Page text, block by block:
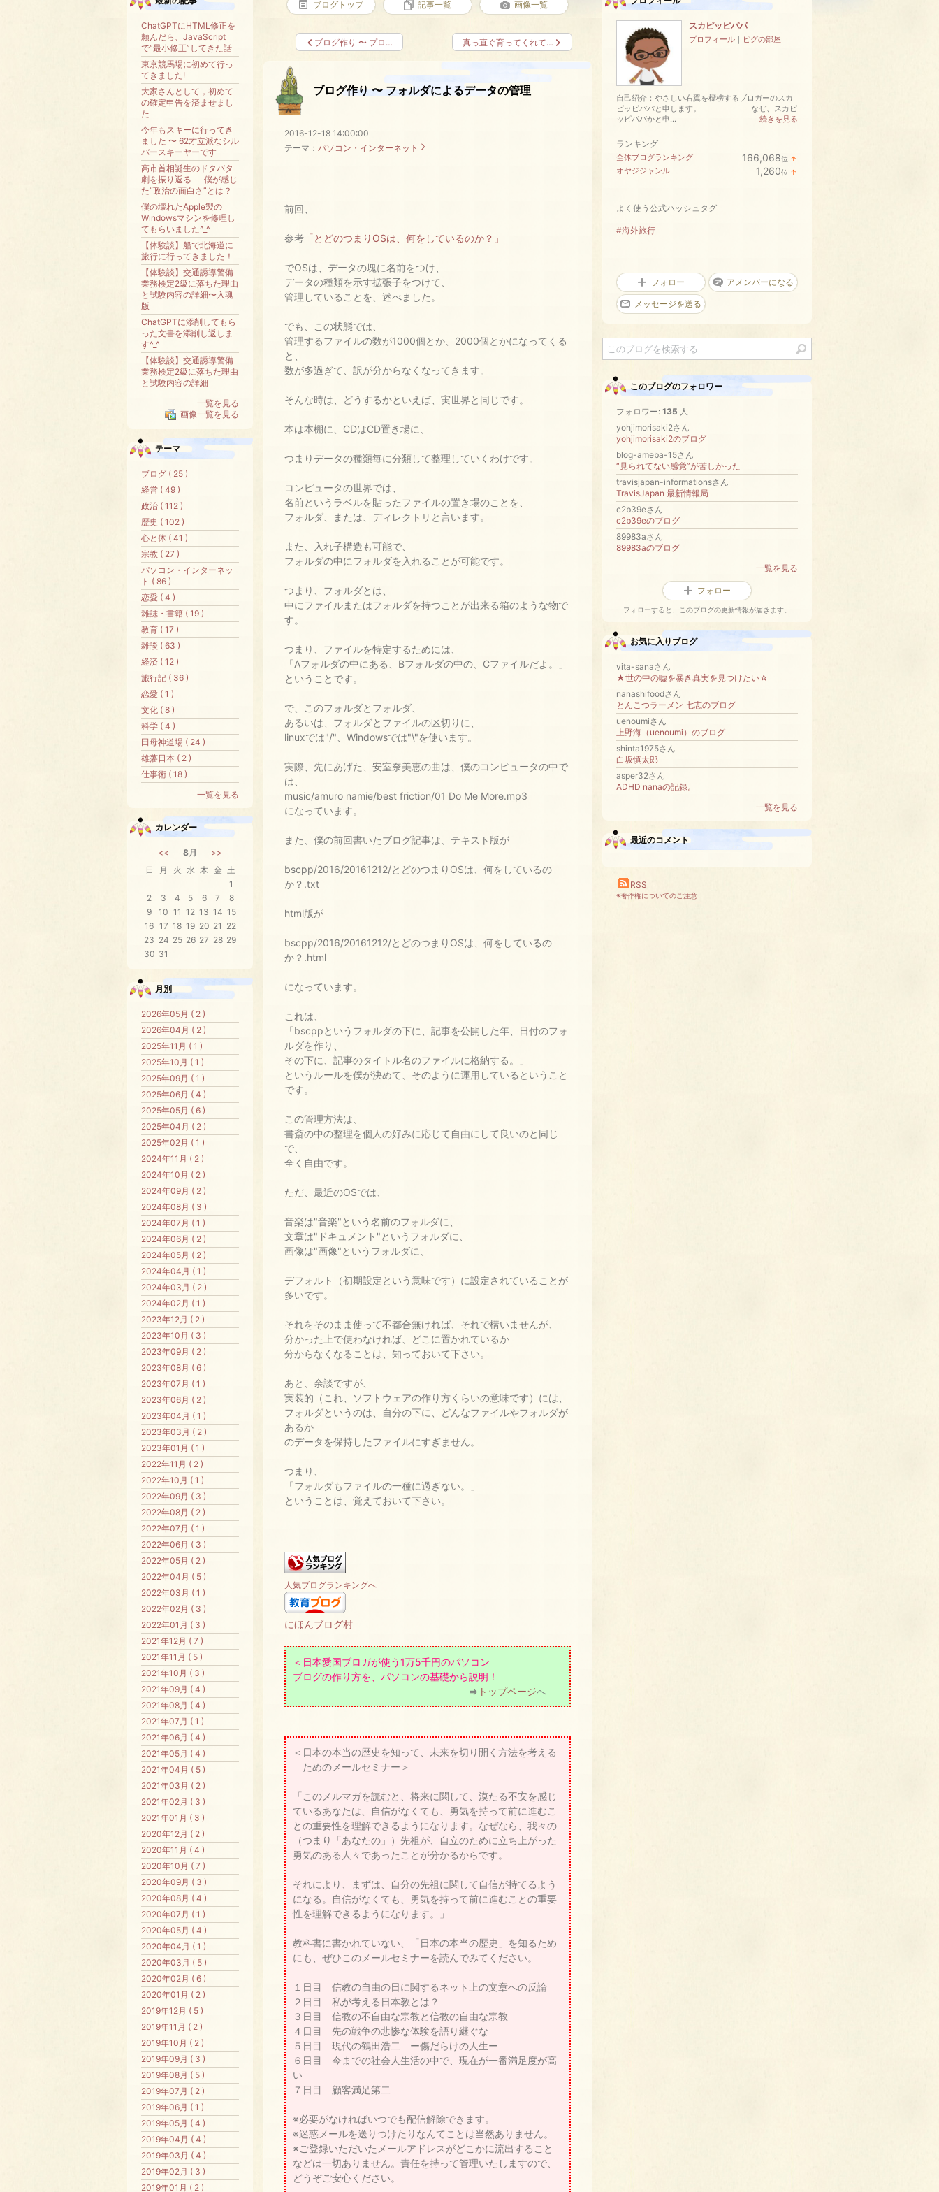
ブログトップ 記事一覧 画像一覧
ブログ作り 〜 プロ… 真っ直ぐ育ってくれて…
ブログ作り 〜 フォルダによるデータの管理
2016-12-18 14:00:00
テーマ： パソコン・インターネット
前回、
参考 「とどのつまりOSは、何をしているのか？」
でOSは、データの塊に名前をつけ、
データの種類を示す拡張子をつけて、
管理していることを、述べました。
でも、この状態では、
管理するファイルの数が1000個とか、2000個とかになってくる
と、
数が多過ぎて、訳が分からなくなってきます。
そんな時は、どうするかといえば、実世界と同じです。
本は本棚に、CDはCD置き場に、
つまりデータの種類毎に分類して整理していくわけです。
コンピュータの世界では、
名前というラベルを貼ったファイルの置き場のことを、
フォルダ、または、ディレクトリと言います。
また、入れ子構造も可能で、
フォルダの中にフォルダを入れることが可能です。
つまり、フォルダとは、
中にファイルまたはフォルダを持つことが出来る箱のような物で
す。
つまり、ファイルを特定するためには、
「Aフォルダの中にある、Bフォルダの中の、Cファイルだよ。」
ということです。
で、このフォルダとフォルダ、
あるいは、フォルダとファイルの区切りに、
linuxでは"/"、Windowsでは"\"を使います。
実際、先にあげた、安室奈美恵の曲は、僕のコンピュータの中で
は、
music/amuro namie/best friction/01 Do Me More.mp3
になっています。
また、僕の前回書いたブログ記事は、テキスト版が
bscpp/2016/20161212/とどのつまりOSは、何をしているの
か？.txt
html版が
bscpp/2016/20161212/とどのつまりOSは、何をしているの
か？.html
になっています。
これは、
「bscppというフォルダの下に、記事を公開した年、日付のフォ
ルダを作り、
その下に、記事のタイトル名のファイルに格納する。」
というルールを僕が決めて、そのように運用しているということ
です。
この管理方法は、
書斎の中の整理を個人の好みに応じて自由にして良いのと同じ
で、
全く自由です。
ただ、最近のOSでは、
音楽は"音楽"という名前のフォルダに、
文章は"ドキュメント"というフォルダに、
画像は"画像"というフォルダに、
デフォルト（初期設定という意味です）に設定されていることが
多いです。
それをそのまま使って不都合無ければ、それで構いませんが、
分かった上で使わなければ、どこに置かれているか
分からなくなることは、知っておいて下さい。
あと、余談ですが、
実装的（これ、ソフトウェアの作り方くらいの意味です）には、
フォルダというのは、自分の下に、どんなファイルやフォルダが
あるか
のデータを保持したファイルにすぎません。
つまり、
「フォルダもファイルの一種に過ぎない。」
ということは、覚えておいて下さい。
人気ブログランキングへ
にほんブログ村
＜日本愛国ブロガが使う1万5千円のパソコン
ブログの作り方を、パソコンの基礎から説明！
=> トップページへ
＜日本の本当の歴史を知って、未来を切り開く方法を考える
ためのメールセミナー＞
「このメルマガを読むと、将来に関して、漠たる不安を感じ
ているあなたは、自信がなくても、勇気を持って前に進むこ
との重要性を理解できるようになります。なぜなら、我々の
（つまり「あなたの」）先祖が、自立のために立ち上がった
勇気のある人々であったことが分かるからです。
それにより、まずは、自分の先祖に関して自信が持てるよう
になる。自信がなくても、勇気を持って前に進むことの重要
性を理解できるようになります。」
教科書に書かれていない、「日本の本当の歴史」を知るため
にも、ぜひこのメールセミナーを読んでみてください。
１日目 信教の自由の日に関するネット上の文章への反論
２日目 私が考える日本教とは？
３日目 信教の不自由な宗教と信教の自由な宗教
４日目 先の戦争の悲惨な体験を語り継ぐな
５日目 現代の鶴田浩二 ー傷だらけの人生ー
６日目 今までの社会人生活の中で、現在が一番満足度が高
い
７日目 顧客満足第二
※必要がなければいつでも配信解除できます。
※迷惑メールを送りつけたりなんてことは当然ありません。
※ご登録いただいたメールアドレスがどこかに流出すること
などは一切ありません。責任を持って管理いたしますので、
どうぞご安心ください。
スカピッピパパ
プロフィール ｜ ピグの部屋
自己紹介：やさしい右翼を標榜するブロガーのスカ
ピッピパパと申します。 なぜ、スカピ
ッピパパかと申...
続きを見る
ランキング
全体ブログランキング 166,068位 ↑
オヤジジャンル 1,260位 ↑
よく使う公式ハッシュタグ
#海外旅行
フォロー アメンバーになる
メッセージを送る
このブログのフォロワー
フォロワー: 135 人
yohjimorisaki2さん
yohjimorisaki2のブログ
blog-ameba-15さん
“見られてない感覚”が苦しかった
travisjapan-informationsさん
TravisJapan 最新情報局
c2b39eさん
c2b39eのブログ
89983aさん
89983aのブログ
一覧を見る
フォロー
フォローすると、このブログの更新情報が届きます。
お気に入りブログ
vita-sanaさん
★世の中の嘘を暴き真実を見つけたい☆
nanashifoodさん
とんこつラーメン 七志のブログ
uenoumiさん
上野海（uenoumi）のブログ
shinta1975さん
白坂慎太郎
asper32さん
ADHD nanaの記録。
一覧を見る
最近のコメント
RSS
※著作権についてのご注意
ChatGPTにHTML修正を
頼んだら、JavaScript
で“最小修正”してきた話
東京競馬場に初めて行っ
てきました!
大家さんとして，初めて
の確定申告を済ませまし
た
今年もスキーに行ってき
ました 〜 62才立派なシル
バースキーヤーです
高市首相誕生のドタバタ
劇を振り返る──僕が感じ
た“政治の面白さ”とは？
僕の壊れたApple製の
Windowsマシンを修理し
てもらいました^_^
【体験談】船で北海道に
旅行に行ってきました！
【体験談】交通誘導警備
業務検定2級に落ちた理由
と試験内容の詳細〜入魂
版
ChatGPTに添削してもら
った文書を添削し返しま
す^_^
【体験談】交通誘導警備
業務検定2級に落ちた理由
と試験内容の詳細
一覧を見る
画像一覧を見る
テーマ
ブログ ( 25 )
経営 ( 49 )
政治 ( 112 )
歴史 ( 102 )
心と体 ( 41 )
宗教 ( 27 )
パソコン・インターネッ
ト ( 86 )
恋愛 ( 4 )
雑誌・書籍 ( 19 )
教育 ( 17 )
雑談 ( 63 )
経済 ( 12 )
旅行記 ( 36 )
恋愛 ( 1 )
文化 ( 8 )
科学 ( 4 )
田母神道場 ( 24 )
雄藩日本 ( 2 )
仕事術 ( 18 )
一覧を見る
カレンダー
<< 8月
>>
日
月 火 水 木 金 土
1
2
3 4 5 6 7
8
9
10 11 12 13 14 15
16 17 18 19 20 21 22
23 24 25 26 27 28 29
30 31
月別
2026年05月 ( 2 )
2026年04月 ( 2 )
2025年11月 ( 1 )
2025年10月 ( 1 )
2025年09月 ( 1 )
2025年06月 ( 4 )
2025年05月 ( 6 )
2025年04月 ( 2 )
2025年02月 ( 1 )
2024年11月 ( 2 )
2024年10月 ( 2 )
2024年09月 ( 2 )
2024年08月 ( 3 )
2024年07月 ( 1 )
2024年06月 ( 2 )
2024年05月 ( 2 )
2024年04月 ( 1 )
2024年03月 ( 2 )
2024年02月 ( 1 )
2023年12月 ( 2 )
2023年10月 ( 3 )
2023年09月 ( 2 )
2023年08月 ( 6 )
2023年07月 ( 1 )
2023年06月 ( 2 )
2023年04月 ( 1 )
2023年03月 ( 2 )
2023年01月 ( 1 )
2022年11月 ( 2 )
2022年10月 ( 1 )
2022年09月 ( 3 )
2022年08月 ( 2 )
2022年07月 ( 1 )
2022年06月 ( 3 )
2022年05月 ( 2 )
2022年04月 ( 5 )
2022年03月 ( 1 )
2022年02月 ( 3 )
2022年01月 ( 3 )
2021年12月 ( 7 )
2021年11月 ( 5 )
2021年10月 ( 3 )
2021年09月 ( 4 )
2021年08月 ( 4 )
2021年07月 ( 1 )
2021年06月 ( 4 )
2021年05月 ( 4 )
2021年04月 ( 5 )
2021年03月 ( 2 )
2021年02月 ( 3 )
2021年01月 ( 3 )
2020年12月 ( 2 )
2020年11月 ( 4 )
2020年10月 ( 7 )
2020年09月 ( 3 )
2020年08月 ( 4 )
2020年07月 ( 1 )
2020年05月 ( 4 )
2020年04月 ( 1 )
2020年03月 ( 5 )
2020年02月 ( 6 )
2020年01月 ( 2 )
2019年12月 ( 5 )
2019年11月 ( 2 )
2019年10月 ( 2 )
2019年09月 ( 3 )
2019年08月 ( 5 )
2019年07月 ( 2 )
2019年06月 ( 1 )
2019年05月 ( 4 )
2019年04月 ( 4 )
2019年03月 ( 4 )
2019年02月 ( 3 )
2019年01月 ( 2 )